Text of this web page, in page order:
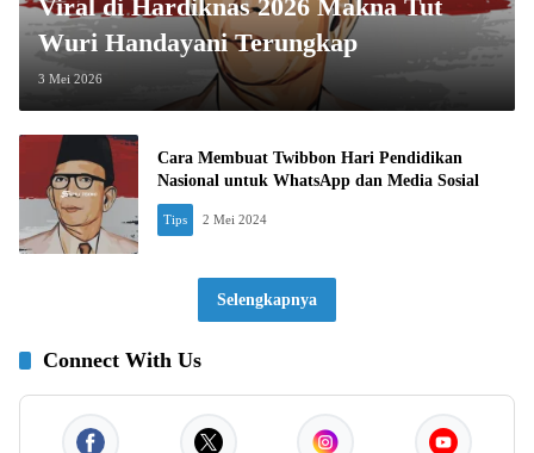
Viral di Hardiknas 2026 Makna Tut
Wuri Handayani Terungkap
3 Mei 2026
Cara Membuat Twibbon Hari Pendidikan
Nasional untuk WhatsApp dan Media Sosial
Tips 2 Mei 2024
Selengkapnya
Connect With Us